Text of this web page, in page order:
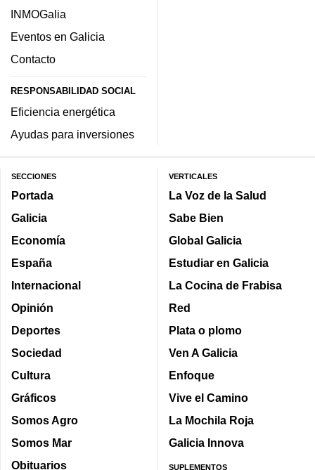
INMOGalia
Eventos en Galicia
Contacto
RESPONSABILIDAD SOCIAL
Eficiencia energética
Ayudas para inversiones
SECCIONES
Portada
Galicia
Economía
España
Internacional
Opinión
Deportes
Sociedad
Cultura
Gráficos
Somos Agro
Somos Mar
Obituarios
VERTICALES
La Voz de la Salud
Sabe Bien
Global Galicia
Estudiar en Galicia
La Cocina de Frabisa
Red
Plata o plomo
Ven A Galicia
Enfoque
Vive el Camino
La Mochila Roja
Galicia Innova
SUPLEMENTOS